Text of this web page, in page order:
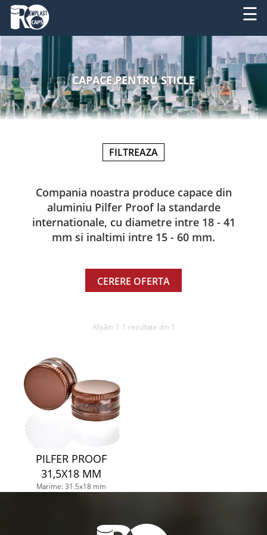
☰
RO
EN
DESPRE
NOI
PRODUSE
NOUTATI
CAPACE PENTRU STICLE
FILTREAZA
Compania noastra produce capace din
aluminiu Pilfer Proof la standarde
internationale, cu diametre intre 18 - 41
mm si inaltimi intre 15 - 60 mm.
CERERE OFERTA
Afișăm 1-1 rezultate din 1
PILFER PROOF
31,5X18 MM
Marime: 31.5x18 mm